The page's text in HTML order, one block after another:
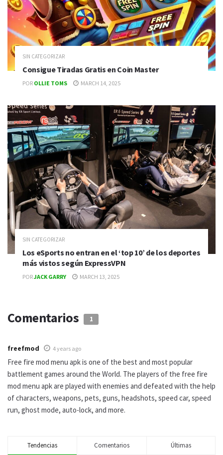
SIN CATEGORIZAR
Consigue Tiradas Gratis en Coin Master
POR OLLIE TOMS MARCH 14, 2025
SIN CATEGORIZAR
Los eSports no entran en el ‘top 10’ de los deportes
más vistos según ExpressVPN
PORJACK GARRY MARCH 13, 2025
Comentarios 1
freefmod 4 years ago
Free fire mod menu apk is one of the best and most popular
battlement games around the World. The players of the free fire
mod menu apk are played with enemies and defeated with the help
of characters, weapons, pets, guns, headshots, speed car, speed
run, ghost mode, auto-lock, and more.
Tendencias Comentarios Últimas